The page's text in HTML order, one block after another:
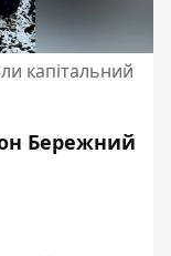
капітальний
Бережний